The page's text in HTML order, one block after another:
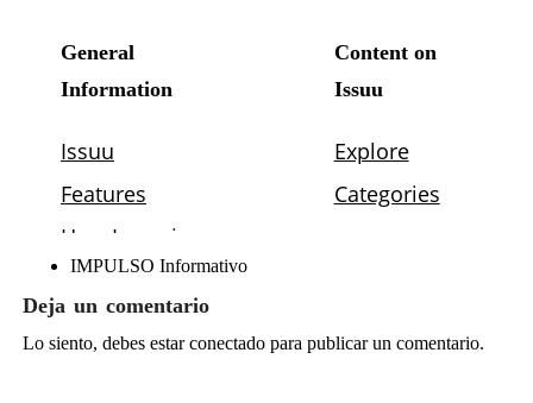
IMPULSO Informativo
Deja un comentario
Lo siento, debes estarconectadopara publicar un comentario.